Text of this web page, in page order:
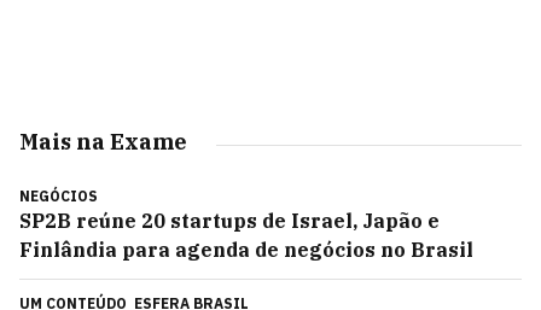
Mais na Exame
NEGÓCIOS
SP2B reúne 20 startups de Israel, Japão e
Finlândia para agenda de negócios no Brasil
UM CONTEÚDO ESFERA BRASIL